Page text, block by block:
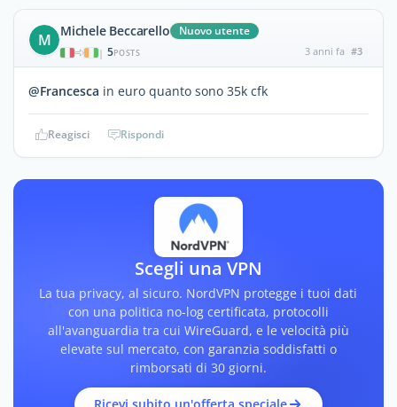
M Michele Beccarello Nuovo utente
| 5POSTS 3 anni fa #3
@Francesca in euro quanto sono 35k cfk
Reagisci Rispondi
Scegli una VPN
La tua privacy, al sicuro. NordVPN protegge i tuoi dati
con una politica no-log certificata, protocolli
all'avanguardia tra cui WireGuard, e le velocità più
elevate sul mercato, con garanzia soddisfatti o
rimborsati di 30 giorni.